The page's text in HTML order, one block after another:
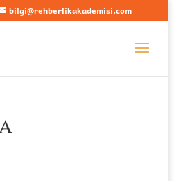
bilgi@rehberlikakademisi.com